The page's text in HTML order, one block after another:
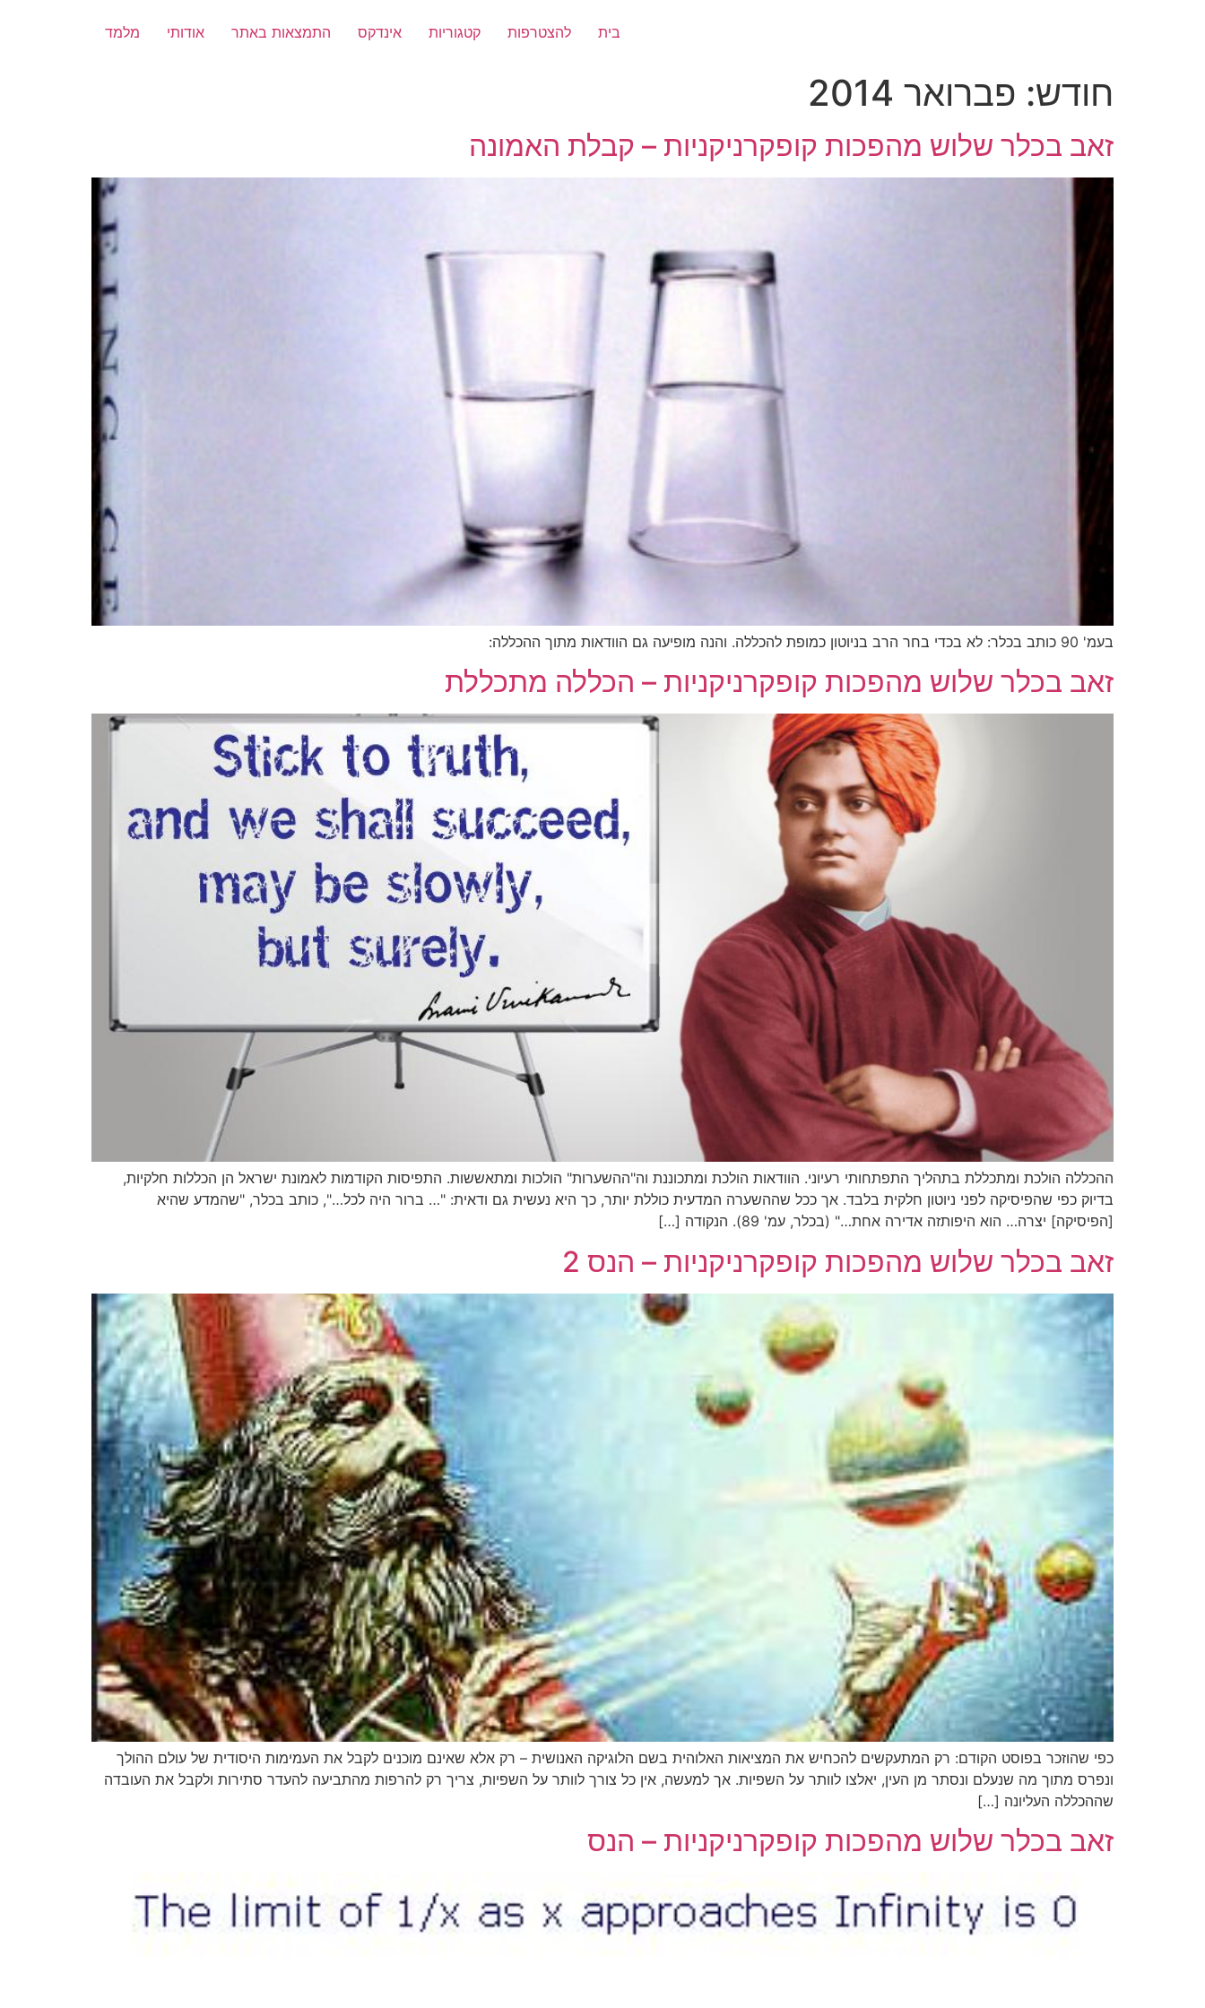
בית להצטרפות קטגוריות אינדקס התמצאות באתר אודותי מלמד
חודש: פברואר 2014
זאב בכלר שלוש מהפכות קופקרניקניות – קבלת האמונה
בעמ' 90 כותב בכלר: לא בכדי בחר הרב בניוטון כמופת להכללה. והנה מופיעה גם הוודאות מתוך ההכללה:
זאב בכלר שלוש מהפכות קופקרניקניות – הכללה מתכללת
ההכללה הולכת ומתכללת בתהליך התפתחותי רעיוני. הוודאות הולכת ומתכוננת וה"ההשערות" הולכות ומתאששות. התפיסות הקודמות לאמונת ישראל הן הכללות חלקיות,
בדיוק כפי שהפיסיקה לפני ניוטון חלקית בלבד. אך ככל שההשערה המדעית כוללת יותר, כך היא נעשית גם ודאית: "… ברור היה לכל…", כותב בכלר, "שהמדע שהיא
[הפיסיקה] יצרה… הוא היפותזה אדירה אחת…" (בכלר, עמ' 89). הנקודה […]
זאב בכלר שלוש מהפכות קופקרניקניות – הנס 2
כפי שהוזכר בפוסט הקודם: רק המתעקשים להכחיש את המציאות האלוהית בשם הלוגיקה האנושית – רק אלא שאינם מוכנים לקבל את העמימות היסודית של עולם ההולך
ונפרס מתוך מה שנעלם ונסתר מן העין, יאלצו לוותר על השפיות. אך למעשה, אין כל צורך לוותר על השפיות, צריך רק להרפות מהתביעה להעדר סתירות ולקבל את העובדה
שההכללה העליונה […]
זאב בכלר שלוש מהפכות קופקרניקניות – הנס